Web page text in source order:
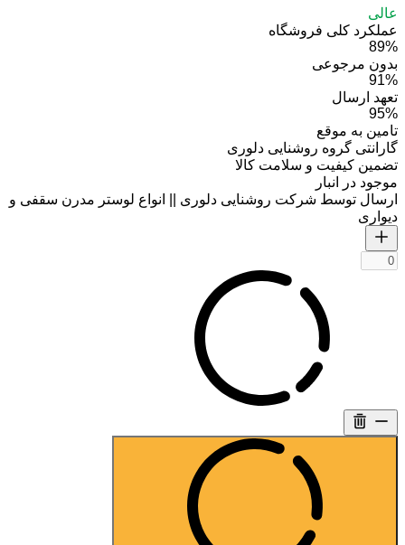
عالی
عملکرد کلی فروشگاه
89%
بدون مرجوعی
91%
تعهد ارسال
95%
تامین به موقع
گارانتی گروه روشنایی دلوری
تضمین کیفیت و سلامت کالا
موجود در انبار
ارسال توسط شرکت روشنایی دلوری || انواع لوستر مدرن سقفی و
دیواری